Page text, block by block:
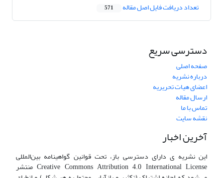
تعداد دریافت فایل اصل مقاله 571
دسترسی سریع
صفحه اصلی
درباره نشریه
اعضای هیات تحریریه
ارسال مقاله
تماس با ما
نقشه سایت
آخرین اخبار
این نشریه ی دارای دسترسی باز، تحت قوانین گواهینامه بین‌المللی
Creative Commons Attribution 4.0 International License منتشر